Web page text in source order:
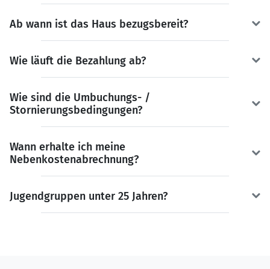
Ab wann ist das Haus bezugsbereit?
Wie läuft die Bezahlung ab?
Wie sind die Umbuchungs- /
Stornierungsbedingungen?
Wann erhalte ich meine
Nebenkostenabrechnung?
Jugendgruppen unter 25 Jahren?